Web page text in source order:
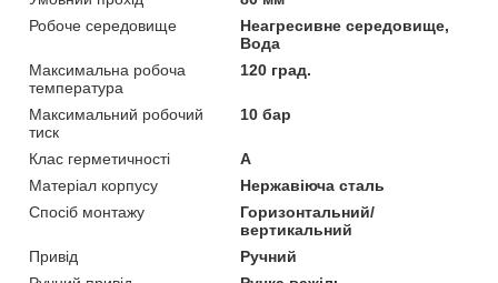
Робоче середовище
Неагресивне середовище,
Вода
Максимальна робоча
температура
120 град.
Максимальний робочий
тиск
10 бар
Клас герметичності
А
Матеріал корпусу
Нержавіюча сталь
Спосіб монтажу
Горизонтальний/
вертикальний
Привід
Ручний